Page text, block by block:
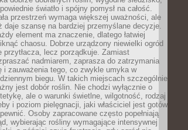
światło i spójny pomysł na całość.
przestrzeń wymaga większej uważności, ale
daje szansę na bardziej przemyślane decyzje.
element ma znaczenie, dlatego łatwiej
chaosu. Dobrze urządzony niewielki ogród
przytłacza, lecz porządkuje. Zamiast
nadmiarem, zaprasza do zatrzymania
i zauważenia tego, co zwykle umyka w
biegu. W takich miejscach szczególnie
jest dobór roślin. Nie chodzi wyłącznie o
ale o warunki świetlne, wilgotność, rodzaj
i poziom pielęgnacji, jaki właściciel jest gotów
Osoby zapracowane często popełniają
wybierając rośliny wymagające intensywnej